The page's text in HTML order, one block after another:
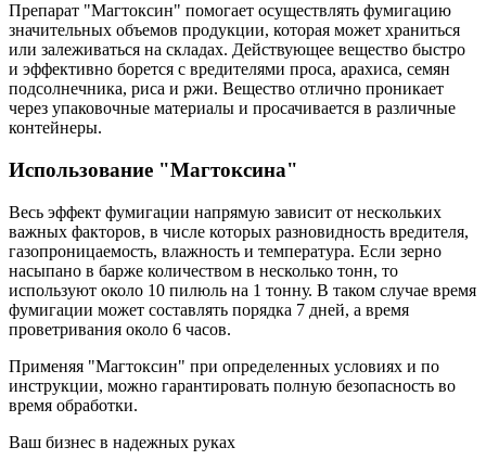
Препарат "Магтоксин" помогает осуществлять фумигацию
значительных объемов продукции, которая может храниться
или залеживаться на складах. Действующее вещество быстро
и эффективно борется с вредителями проса, арахиса, семян
подсолнечника, риса и ржи. Вещество отлично проникает
через упаковочные материалы и просачивается в различные
контейнеры.
Использование "Магтоксина"
Весь эффект фумигации напрямую зависит от нескольких
важных факторов, в числе которых разновидность вредителя,
газопроницаемость, влажность и температура. Если зерно
насыпано в барже количеством в несколько тонн, то
используют около 10 пилюль на 1 тонну. В таком случае время
фумигации может составлять порядка 7 дней, а время
проветривания около 6 часов.
Применяя "Магтоксин" при определенных условиях и по
инструкции, можно гарантировать полную безопасность во
время обработки.
Ваш бизнес в надежных руках